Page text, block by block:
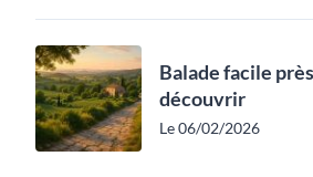
Balade facile
découvrir
Le 06/02/2026